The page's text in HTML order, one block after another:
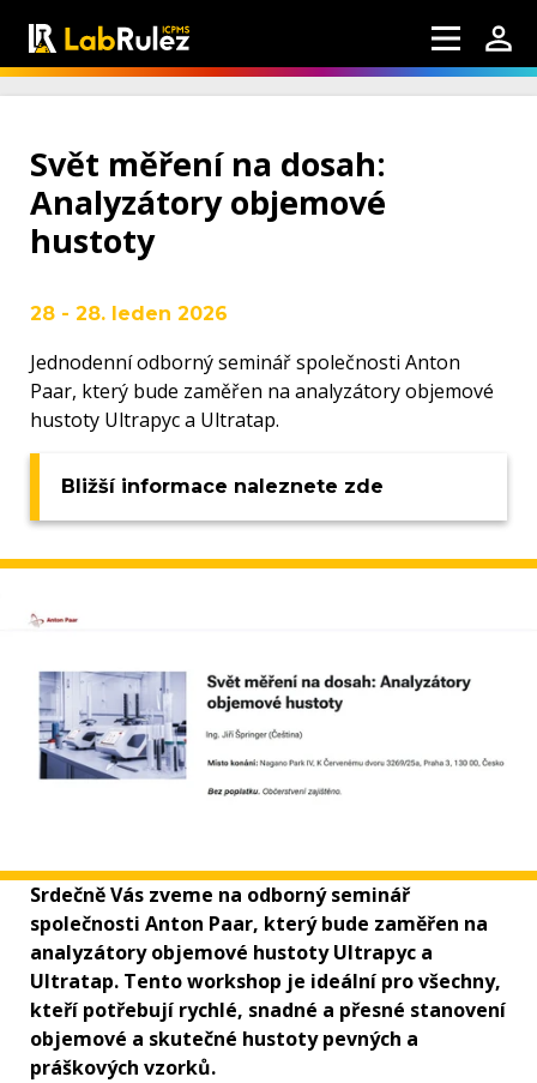
Svět měření na dosah:
Analyzátory objemové
hustoty
28 - 28. leden 2026
Jednodenní odborný seminář společnosti Anton
Paar, který bude zaměřen na analyzátory objemové
hustoty Ultrapyc a Ultratap.
Bližší informace naleznete zde
Srdečně Vás zveme na odborný seminář
společnosti Anton Paar, který bude zaměřen na
analyzátory objemové hustoty Ultrapyc a
Ultratap. Tento workshop je ideální pro všechny,
kteří potřebují rychlé, snadné a přesné stanovení
objemové a skutečné hustoty pevných a
práškových vzorků.